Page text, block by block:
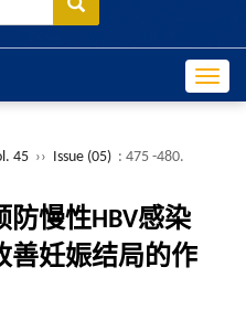
45 ›› Issue (05) : 475 -480.
慢性HBV感染
善妊娠结局的作